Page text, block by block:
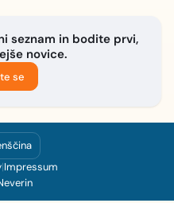
seznam in bodite prvi,
novice.
se
|Impressum